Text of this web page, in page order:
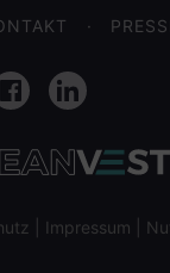
FacebookLinkedIn
Impressum